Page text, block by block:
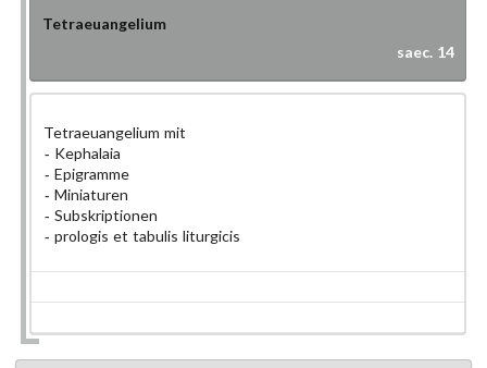
Tetraeuangelium
saec. 14
Tetraeuangelium mit
Kephalaia
Epigramme
Miniaturen
Subskriptionen
prologis et tabulis liturgicis